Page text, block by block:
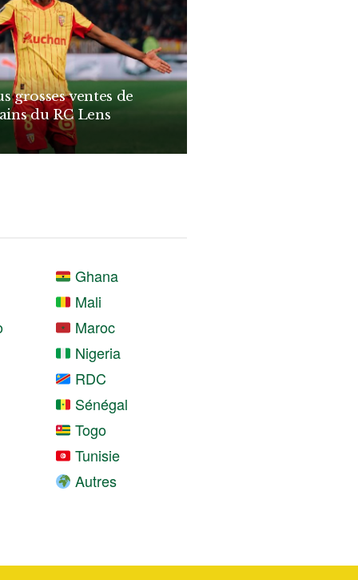
grosses ventes de
du RC Lens
Ghana
Mali
Maroc
Nigeria
RDC
Sénégal
Togo
Tunisie
Autres